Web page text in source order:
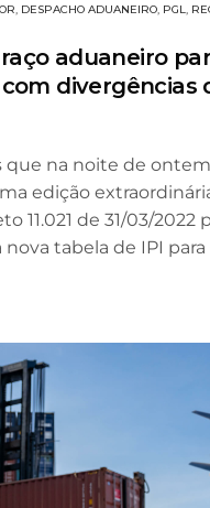
, DESPACHO ADUANEIRO, PGL,
aduaneiro
divergências
na noite de
edição
11.021 de 31/03/2022
nova tabela de IPI para